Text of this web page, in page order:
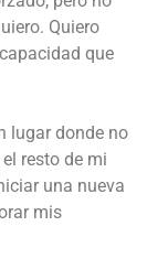
Quiero
que
lugar donde no
resto de mi
una nueva
mis